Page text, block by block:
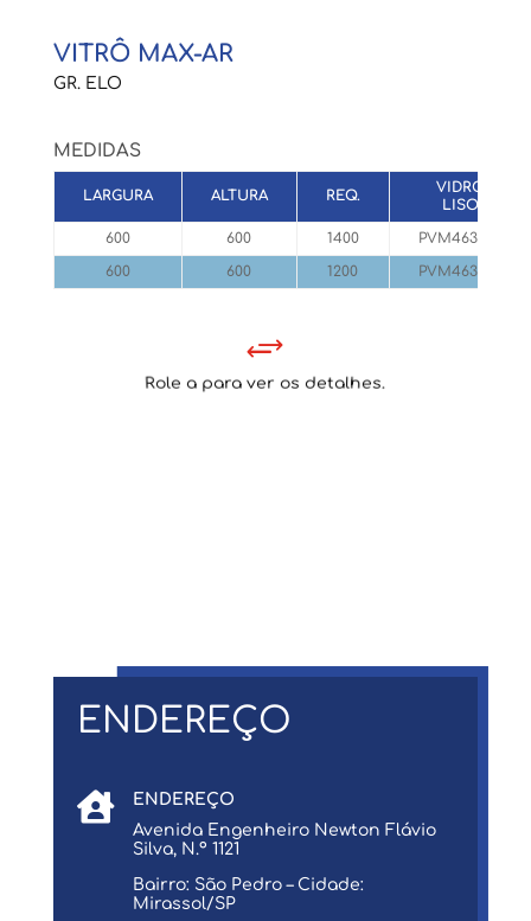
VITRÔ MAX-AR
GR. ELO
MEDIDAS
LARGURA ALTURA REQ.
VIDRO
LISO
600
600 1400
PVM463645
600
600 1200 PVM463625
+
Role a para ver os detalhes.
ENDEREÇO

ENDEREÇO
Avenida Engenheiro Newton Flávio
Silva, N.º 1121
Bairro: São Pedro – Cidade:
Mirassol/SP